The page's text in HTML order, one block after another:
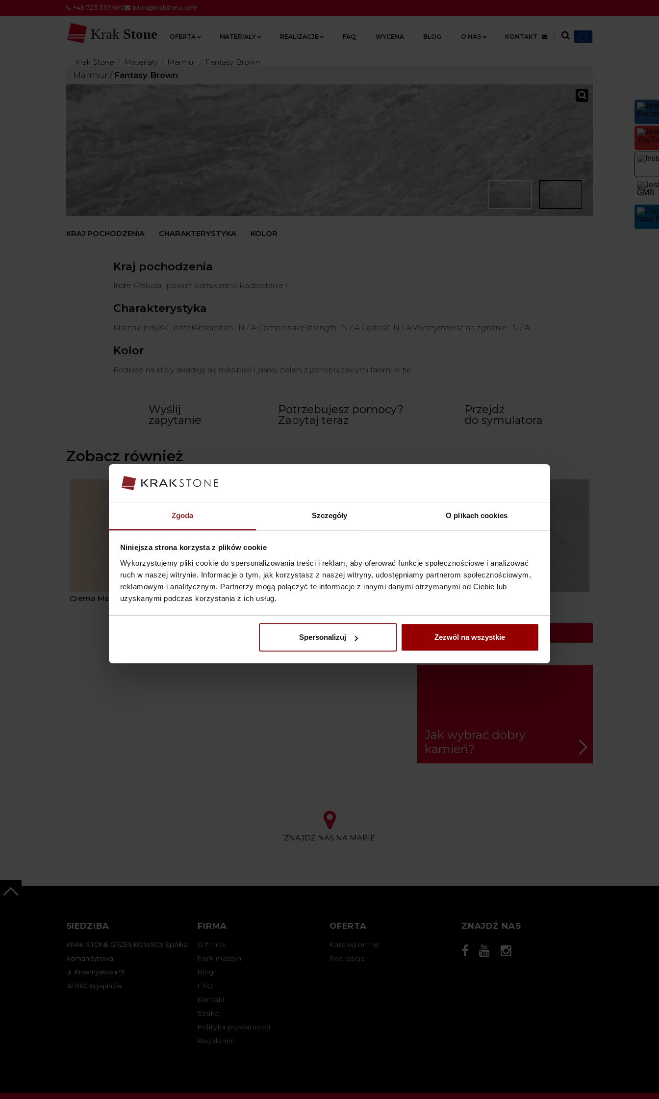
Zgoda Szczegóły O plikach cookies
Niniejsza strona korzysta z plików cookie
Wykorzystujemy pliki cookie do spersonalizowania treści i reklam, aby oferować funkcje społecznościowe i analizować
ruch w naszej witrynie. Informacje o tym, jak korzystasz z naszej witryny, udostępniamy partnerom społecznościowym,
reklamowym i analitycznym. Partnerzy mogą połączyć te informacje z innymi danymi otrzymanymi od Ciebie lub
uzyskanymi podczas korzystania z ich usług.
Spersonalizuj Zezwól na wszystkie
+48 723 333 600 biuro@krakstone.com
Krak Stone OFERTA MATERIAŁY REALIZACJE FAQ WYCENA BLOG O NAS KONTAKT
Krak Stone Materiały Marmur Fantasy Brown
Marmur / Fantasy Brown
KRAJ POCHODZENIA CHARAKTERYSTYKA KOLOR
Kraj pochodzenia
Indie (Paloda , powiat Banswara w Radżastanie )
Charakterystyka
Marmur indyjski. WaterAbsorption : N / A CompressiveStrength : N / A Gęstość: N / A Wytrzymałość na zginanie : N / A
Kolor
Podkład na który składają się miks bieli I jasnej zieleni z jasnobrązowymi falami w tle.
Wyślij
zapytanie
Potrzebujesz pomocy?
Zapytaj teraz
Przejdź
do symulatora
Zobacz również
Crema Marfil Rojo Alicante
Jak wybrać dobry
kamień?
ZNAJDŹ NAS NA MAPIE
SIEDZIBA
KRAK-STONE GRZESIKOWSCY Spółka
Komandytowa
ul. Przemysłowa 19
32 060 Kryspinów
FIRMA
O firmie
Park maszyn
Blog
FAQ
Kontakt
Szukaj
Polityka prywatności
Regulamin
OFERTA
Katalog online
Realizacje
ZNAJDŹ NAS